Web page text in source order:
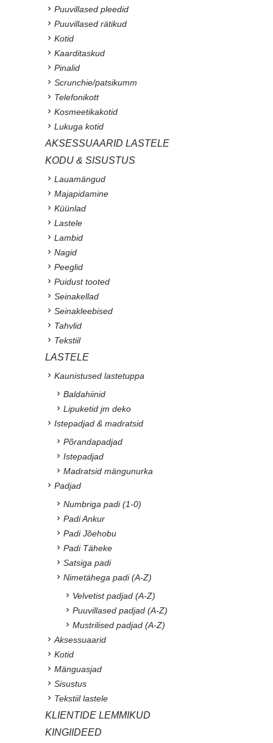
Puuvillased pleedid
Puuvillased rätikud
Kotid
Kaarditaskud
Pinalid
Scrunchie/patsikumm
Telefonikott
Kosmeetikakotid
Lukuga kotid
AKSESSUAARID LASTELE
KODU & SISUSTUS
Lauamängud
Majapidamine
Küünlad
Lastele
Lambid
Nagid
Peeglid
Puidust tooted
Seinakellad
Seinakleebised
Tahvlid
Tekstiil
LASTELE
Kaunistused lastetuppa
Baldahiinid
Lipuketid jm deko
Istepadjad & madratsid
Põrandapadjad
Istepadjad
Madratsid mängunurka
Padjad
Numbriga padi (1-0)
Padi Ankur
Padi Jõehobu
Padi Täheke
Satsiga padi
Nimetähega padi (A-Z)
Velvetist padjad (A-Z)
Puuvillased padjad (A-Z)
Mustrilised padjad (A-Z)
Aksessuaarid
Kotid
Mänguasjad
Sisustus
Tekstiil lastele
KLIENTIDE LEMMIKUD
KINGIIDEED